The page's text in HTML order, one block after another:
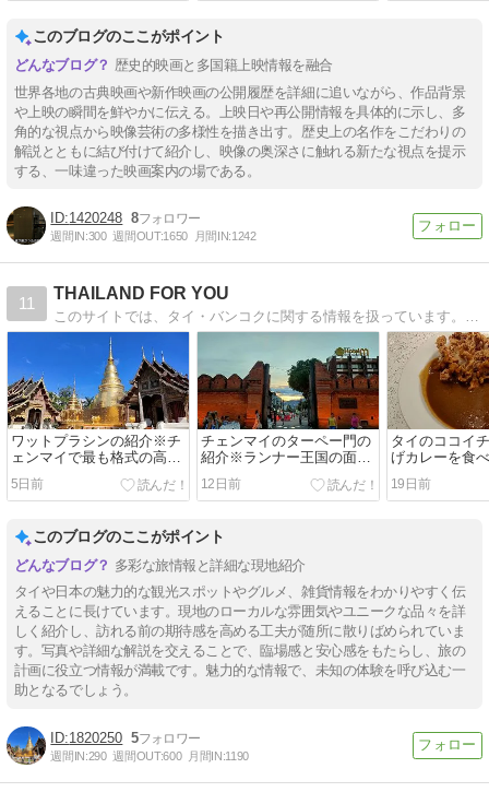
Nada, tuve mala suerte. /
さなくてはいけない) /
Hiroshima, más allá de las
cenizas (1990) / Casanova
Brown クーパーの花婿物語
Casanova le petit フランス
公開 (1944 Premiere-
France) ¿Está en sus
cabales? - Suppose
somebody asked you if you
このブログのここがポイント
歴史的映画と多国籍上映情報を融合
世界各地の古典映画や新作映画の公開履歴を詳細に追いながら、作品背景
や上映の瞬間を鮮やかに伝える。上映日や再公開情報を具体的に示し、多
角的な視点から映像芸術の多様性を描き出す。歴史上の名作をこだわりの
解説とともに結び付けて紹介し、映像の奥深さに触れる新たな視点を提示
する、一味違った映画案内の場である。
1420248 8
週間IN:300 週間OUT:1650 月間IN:1242
11
THAILAND FOR YOU
このサイトでは、タイ・バンコクに関する情報を扱っています。旅行や出張で訪れる際に役立つ情報を更新していきます。
ワットプラシンの紹介※チ
ェンマイで最も格式の高い
寺院
5日前
チェンマイのターペー門の
紹介※ランナー王国の面影
を残す旧市街のシンボル
12日前
タイのココイ
げカレーを食
19日前
このブログのここがポイント
多彩な旅情報と詳細な現地紹介
タイや日本の魅力的な観光スポットやグルメ、雑貨情報をわかりやすく伝
えることに長けています。現地のローカルな雰囲気やユニークな品々を詳
しく紹介し、訪れる前の期待感を高める工夫が随所に散りばめられていま
す。写真や詳細な解説を交えることで、臨場感と安心感をもたらし、旅の
計画に役立つ情報が満載です。魅力的な情報で、未知の体験を呼び込む一
助となるでしょう。
1820250 5
週間IN:290 週間OUT:600 月間IN:1190